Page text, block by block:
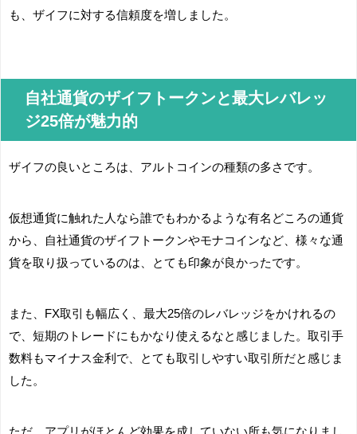
も、ザイフに対する信頼度を増しました。
自社通貨のザイフトークンと最大レバレッ
ジ25倍が魅力的
ザイフの良いところは、アルトコインの種類の多さです。
仮想通貨に触れた人なら誰でもわかるような有名どころの通貨
から、自社通貨のザイフトークンやモナコインなど、様々な通
貨を取り扱っているのは、とても印象が良かったです。
また、FX取引も幅広く、最大25倍のレバレッジをかけれるの
で、短期のトレードにもかなり使えるなと感じました。取引手
数料もマイナス金利で、とても取引しやすい取引所だと感じま
した。
ただ、アプリがほとんど効果を成していない所も気になりまし